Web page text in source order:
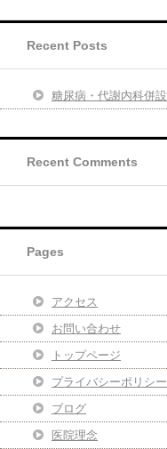
Recent Posts
糖尿病・代謝内科併設
Recent Comments
Pages
アクセス
お問い合わせ
トップページ
プライバシーポリシー
ブログ
医院理念